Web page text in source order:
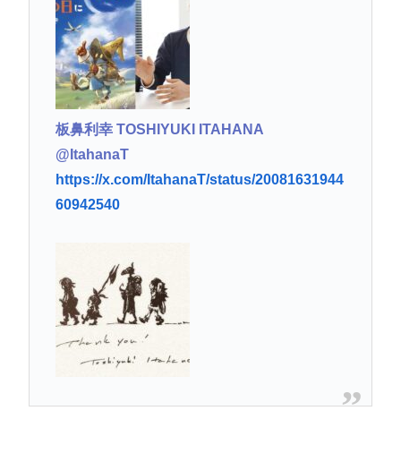
板鼻利幸 TOSHIYUKI ITAHANA
@ItahanaT
https://x.com/ItahanaT/status/20081631944
60942540